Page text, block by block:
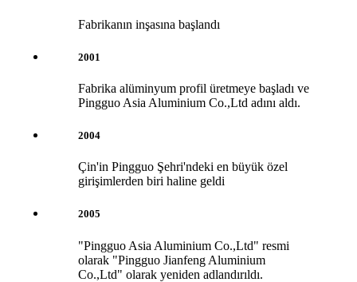
Fabrikanın inşasına başlandı
2001
Fabrika alüminyum profil üretmeye başladı ve
Pingguo Asia Aluminium Co.,Ltd adını aldı.
2004
Çin'in Pingguo Şehri'ndeki en büyük özel
girişimlerden biri haline geldi
2005
"Pingguo Asia Aluminium Co.,Ltd" resmi
olarak "Pingguo Jianfeng Aluminium
Co.,Ltd" olarak yeniden adlandırıldı.